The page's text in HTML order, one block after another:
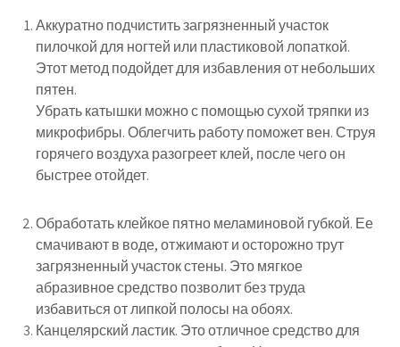
Аккуратно подчистить загрязненный участок
пилочкой для ногтей или пластиковой лопаткой.
Этот метод подойдет для избавления от небольших
пятен.
Убрать катышки можно с помощью сухой тряпки из
микрофибры. Облегчить работу поможет вен. Струя
горячего воздуха разогреет клей, после чего он
быстрее отойдет.
Обработать клейкое пятно меламиновой губкой. Ее
смачивают в воде, отжимают и осторожно трут
загрязненный участок стены. Это мягкое
абразивное средство позволит без труда
избавиться от липкой полосы на обоях.
Канцелярский ластик. Это отличное средство для